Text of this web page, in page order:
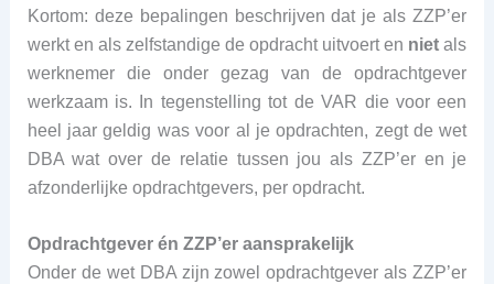
Kortom: deze bepalingen beschrijven dat je als ZZP’er
werkt en als zelfstandige de opdracht uitvoert en niet als
werknemer die onder gezag van de opdrachtgever
werkzaam is. In tegenstelling tot de VAR die voor een
heel jaar geldig was voor al je opdrachten, zegt de wet
DBA wat over de relatie tussen jou als ZZP’er en je
afzonderlijke opdrachtgevers, per opdracht.
Opdrachtgever én ZZP’er aansprakelijk
Onder de wet DBA zijn zowel opdrachtgever als ZZP’er